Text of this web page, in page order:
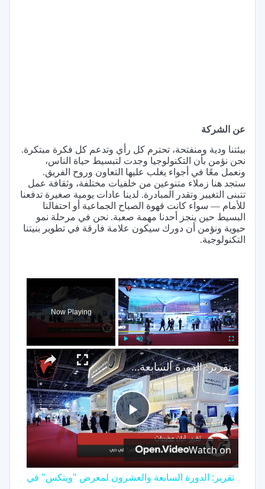
عن الشركة
بيئتنا ودية ومنفتحة، تحترم كل رأي وتدعم كل فكرة مبتكرة.
نحن نؤمن بأن التكنولوجيا وجدت لتبسيط حياة الناس،
ونعمل معًا في أجواء يغلب عليها التعاون وروح الفريق.
ستجد هنا زملاء متنوعين من خلفيات مختلفة، وثقافة عمل
تتبنى التغيير وتقدر المبادرة. لدينا عادات يومية صغيرة تدفعنا
للأمام — سواء كانت قهوة الصباح الجماعية أو احتفالنا
البسيط حين ينجز أحدنا مهمة صعبة. نحن في مرحلة نمو
حيوية ونؤمن أن دورك سيكون علامة فارقة في تطوير بنيتنا
التكنولوجية.
×
Play Unmute Fullscreen
Now Playing
×
Play
Video
تقرير: الدورة السابعة والعشرون لمعرض "ويتكس" في دبي
Watch on
تقرير: الدورة السابعة والعشرون لمعرض "ويتكس" في